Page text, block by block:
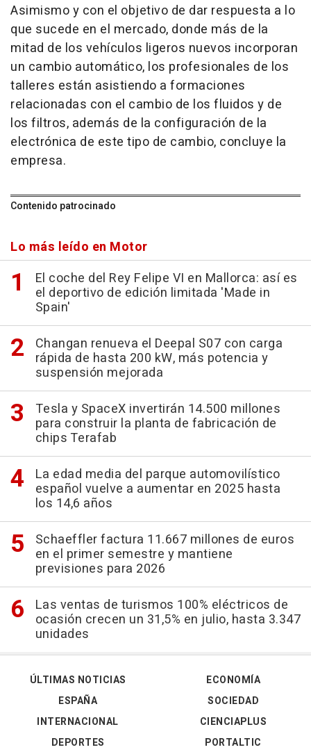
Asimismo y con el objetivo de dar respuesta a lo
que sucede en el mercado, donde más de la
mitad de los vehículos ligeros nuevos incorporan
un cambio automático, los profesionales de los
talleres están asistiendo a formaciones
relacionadas con el cambio de los fluidos y de
los filtros, además de la configuración de la
electrónica de este tipo de cambio, concluye la
empresa.
Contenido patrocinado
Lo más leído en Motor
El coche del Rey Felipe VI en Mallorca: así es
el deportivo de edición limitada 'Made in
Spain'
Changan renueva el Deepal S07 con carga
rápida de hasta 200 kW, más potencia y
suspensión mejorada
Tesla y SpaceX invertirán 14.500 millones
para construir la planta de fabricación de
chips Terafab
La edad media del parque automovilístico
español vuelve a aumentar en 2025 hasta
los 14,6 años
Schaeffler factura 11.667 millones de euros
en el primer semestre y mantiene
previsiones para 2026
Las ventas de turismos 100% eléctricos de
ocasión crecen un 31,5% en julio, hasta 3.347
unidades
ÚLTIMAS NOTICIAS
ESPAÑA
INTERNACIONAL
DEPORTES
ECONOMÍA
SOCIEDAD
CIENCIAPLUS
PORTALTIC